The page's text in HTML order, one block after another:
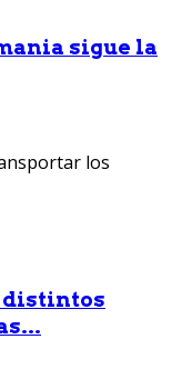
sigue la
los
distintos